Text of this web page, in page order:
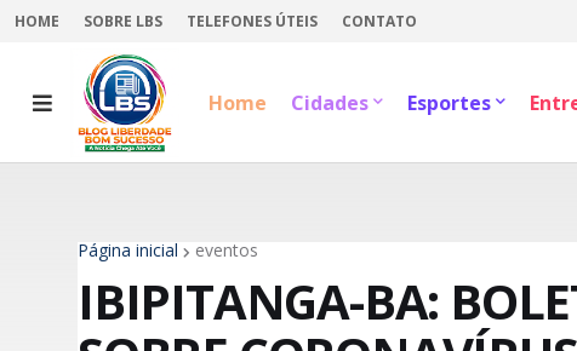
HOME SOBRE LBS TELEFONES ÚTEIS CONTATO
Home
Cidades Esportes
Página inicial eventos
IBIPITANGA-BA: